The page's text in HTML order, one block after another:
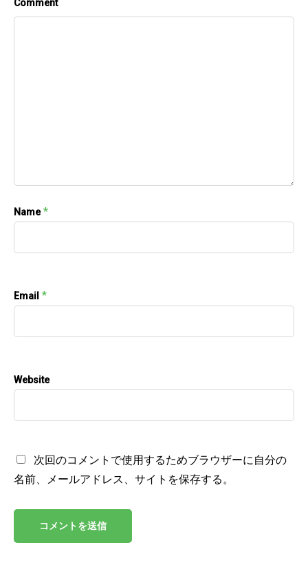
Comment
Name *
Email *
Website
次回のコメントで使用するためブラウザーに自分の
名前、メールアドレス、サイトを保存する。